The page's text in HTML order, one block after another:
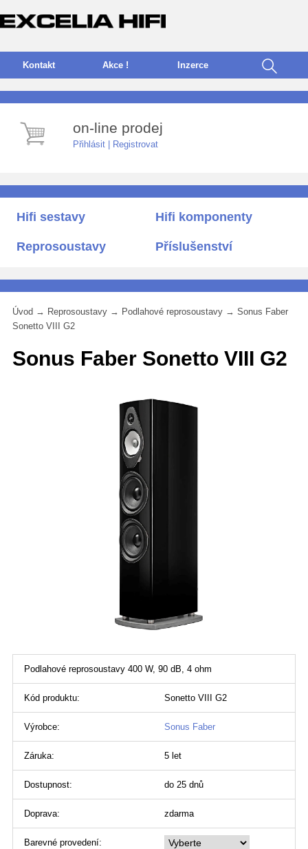
Kontakt Akce ! nzerce
on-line prodej
Přihlásit Registrovat
Hifi sestavy Hifi komponenty
Reprosoustavy Příslušenství
Úvod → Reprosoustavy → Podlahové reprosoustavy → Sonus Faber
Sonetto VIII G2
Sonus Faber Sonetto VIII G2
Podlahové reprosoustavy 400 W, 90 dB, 4 ohm
Kód produktu: Sonetto VIII G2
Výrobce: Sonus Faber
Záruka: 5 let
Dostupnost: do 25 dnů
Doprava: zdarma
Barevné provedení: